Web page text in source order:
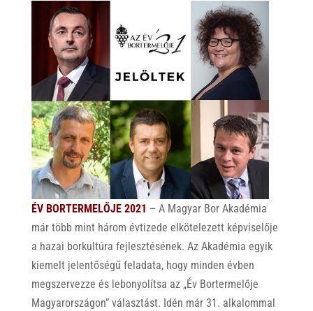
ÉV BORTERMELŐJE 2021 – A Magyar Bor Akadémia
már több mint három évtizede elkötelezett képviselője
a hazai borkultúra fejlesztésének. Az Akadémia egyik
kiemelt jelentőségű feladata, hogy minden évben
megszervezze és lebonyolítsa az „Év Bortermelője
Magyarországon” választást. Idén már 31. alkalommal